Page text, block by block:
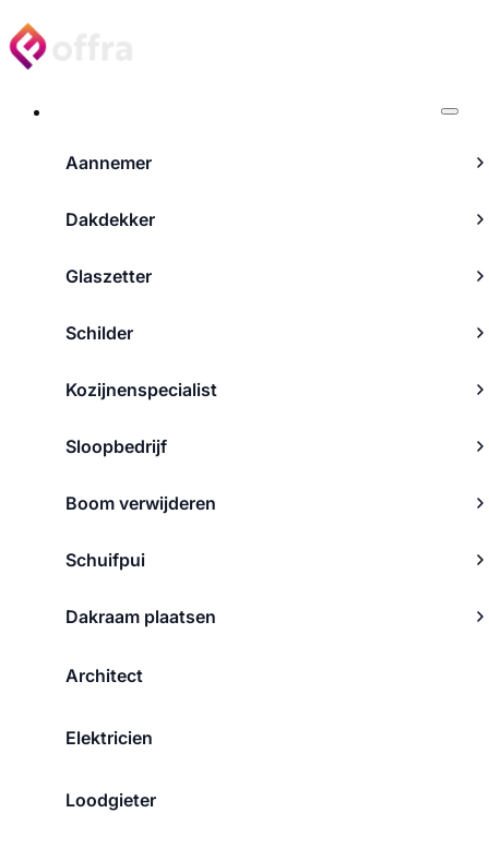
Aannemer
Dakdekker
Glaszetter
Schilder
Kozijnenspecialist
Sloopbedrijf
Boom verwijderen
Schuifpui
Dakraam plaatsen
Architect
Elektricien
Loodgieter